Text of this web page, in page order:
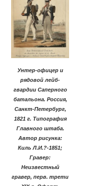
Унтер-офицер и
рядовой лейб-
гвардии Саперного
батальона. Россия,
Санкт-Петербург,
1821 г. Типография
Главного штаба.
Автор рисунка:
Киль Л.И.?-1851;
Гравер:
Неизвестный
гравер, перв. трети